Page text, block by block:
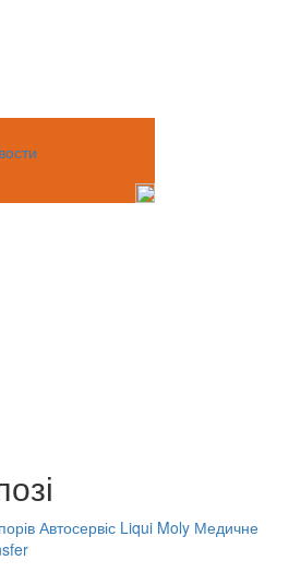
Автосервіс Liqui Moly Медичне